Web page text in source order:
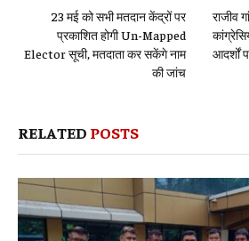
23 मई को सभी मतदान केंद्रों पर
प्रकाशित होगी Un-Mapped
Elector सूची, मतदाता कर सकेंगे नाम
की जांच
राजीव
आदर्शों
RELATED POSTS